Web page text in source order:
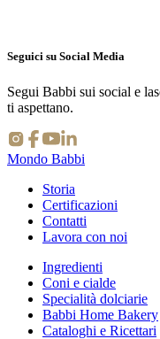
⇪
Seguici su Social Media
Segui Babbi sui social e
ti aspettano.
Mondo Babbi
Storia
Certificazioni
Contatti
Lavora con noi
Ingredienti
Coni e cialde
Specialità dolciarie
Babbi Home Bakery
Cataloghi e Ricettari